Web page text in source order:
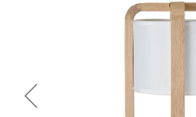
Бра и настенные светильники
Уличное освещение
Комплектующие